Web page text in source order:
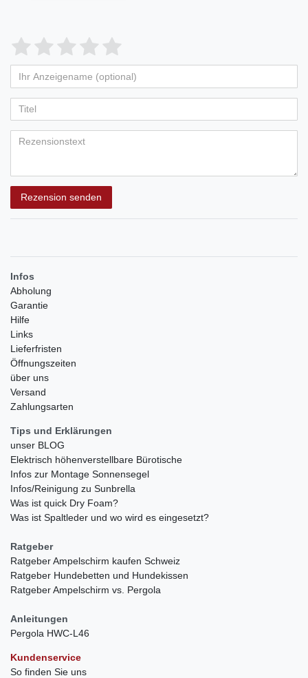
Bewertungssterne
von
5
Bewertungssternen
4
von
5
Bewertungssternen
3
von
5
Bewertungssternen
2
von
5
Bewertungssternen
1
von
5
Bewertungssternen
Anzeigename
(optional)
Rezension senden
Infos
Abholung
Garantie
Hilfe
Links
Lieferfristen
Öffnungszeiten
über uns
Versand
Zahlungsarten
Tips und Erklärungen
unser BLOG
Elektrisch höhenverstellbare Bürotische
Infos zur Montage Sonnensegel
Infos/Reinigung zu Sunbrella
Was ist quick Dry Foam?
Was ist Spaltleder und wo wird es eingesetzt?
Ratgeber
Ratgeber Ampelschirm kaufen Schweiz
Ratgeber Hundebetten und Hundekissen
Ratgeber Ampelschirm vs. Pergola
Anleitungen
Pergola HWC-L46
Kundenservice
So finden Sie uns